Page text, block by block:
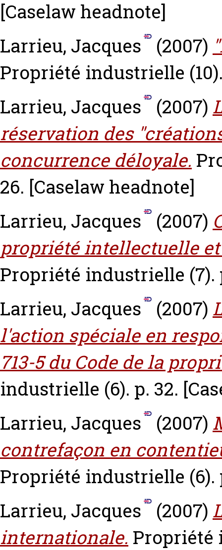
[Caselaw headnote]
Larrieu, Jacques
(2007)
Propriété industrielle
Larrieu, Jacques
(2007)
réservation des
concurrence déloyale.
26. [Caselaw headnote]
Larrieu, Jacques
(2007)
propriété intellectuelle
Propriété industrielle (7).
Larrieu, Jacques
(2007)
l'action spéciale en
713-5 du Code de la
industrielle (6). p. 32.
Larrieu, Jacques
(2007)
contrefaçon en
Propriété industrielle (6).
Larrieu, Jacques
(2007)
internationale. Propriété